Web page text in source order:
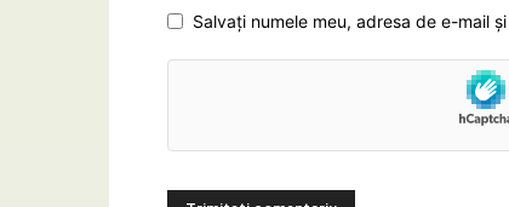
Salvați numele meu, adresa de e-mail